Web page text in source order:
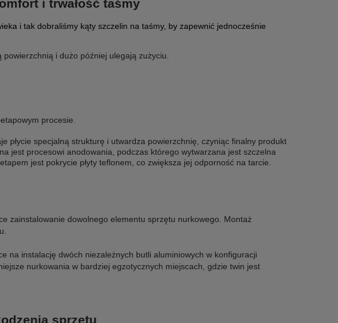
i trwałość taśmy
i tak dobraliśmy kąty szczelin na taśmy, by zapewnić jednocześnie
i dużo później ulegają zużyciu.
procesie.
płycie specjalną strukturę i utwardza powierzchnię, czyniąc finalny produkt
jest procesowi anodowania, podczas którego wytwarzana jest szczelna
jest pokrycie płyty teflonem, co zwiększa jej odporność na tarcie.
zainstalowanie dowolnego elementu sprzętu nurkowego. Montaż
na instalację dwóch niezależnych butli aluminiowych w konfiguracji
nurkowania w bardziej egzotycznych miejscach, gdzie twin jest
sprzętu